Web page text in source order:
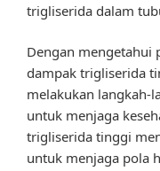
trigliserida dalam
Dengan mengetahui
dampak trigliserida
melakukan langkah-
untuk menjaga
trigliserida tinggi
untuk menjaga pola